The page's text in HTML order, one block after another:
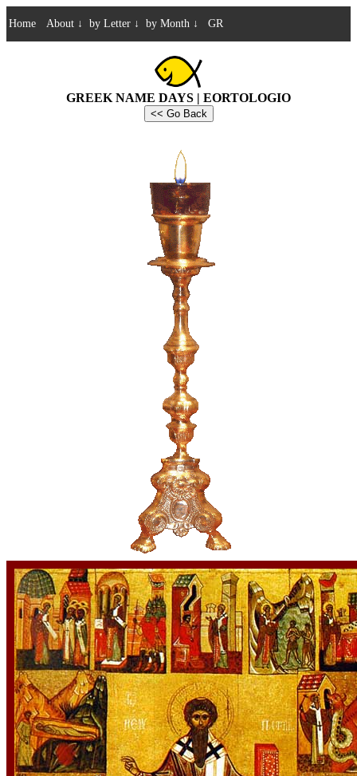
Home About ↓ by Letter ↓ by Month ↓ GR
GREEK NAME DAYS | EORTOLOGIO
<< Go Back